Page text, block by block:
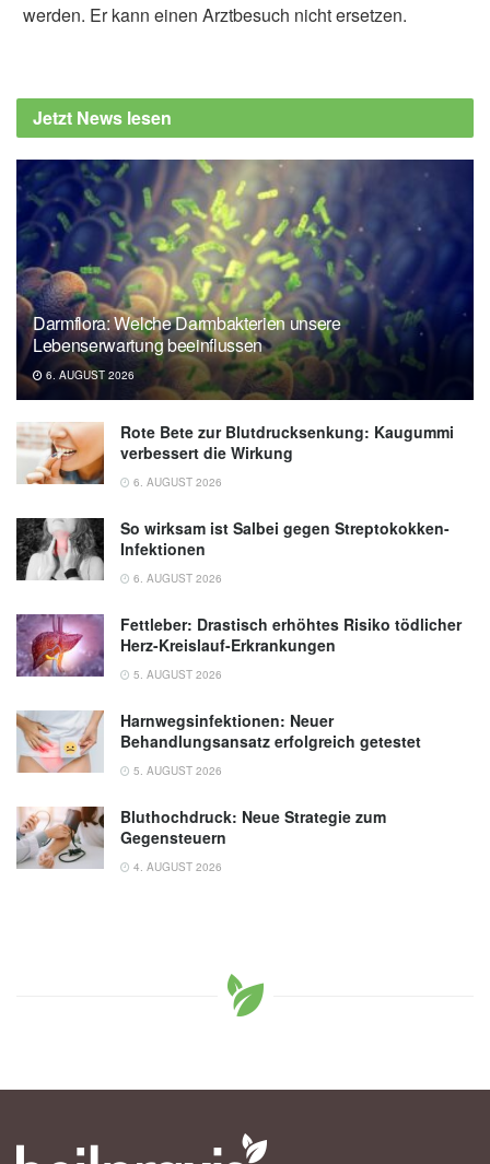
werden. Er kann einen Arztbesuch nicht ersetzen.
Jetzt News lesen
Darmflora: Welche Darmbakterien unsere
Lebenserwartung beeinflussen
6. AUGUST 2026
Rote Bete zur Blutdrucksenkung: Kaugummi
verbessert die Wirkung
6. AUGUST 2026
So wirksam ist Salbei gegen Streptokokken-
Infektionen
6. AUGUST 2026
Fettleber: Drastisch erhöhtes Risiko tödlicher
Herz-Kreislauf-Erkrankungen
5. AUGUST 2026
Harnwegsinfektionen: Neuer
Behandlungsansatz erfolgreich getestet
5. AUGUST 2026
Bluthochdruck: Neue Strategie zum
Gegensteuern
4. AUGUST 2026